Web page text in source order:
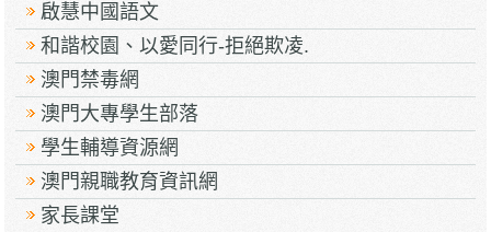
啟慧中國語文
和諧校園、以愛同行-拒絕欺凌.
澳門禁毒網
澳門大專學生部落
學生輔導資源網
澳門親職教育資訊網
家長課堂